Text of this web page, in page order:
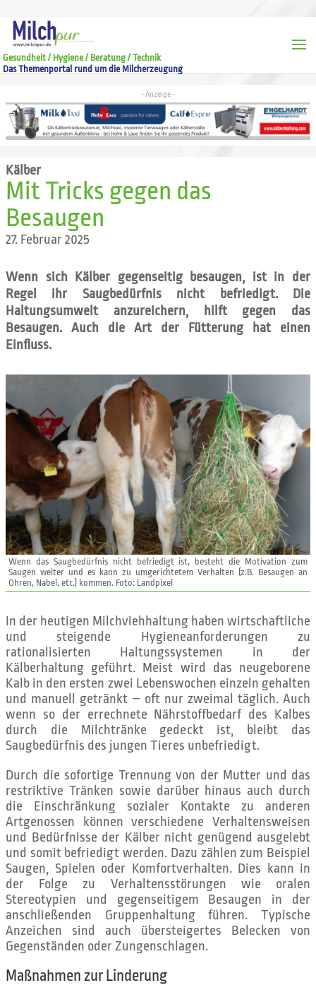
Gesundheit / Hygiene / Beratung / Technik
Das Themenportal rund um die Milcherzeugung
Kälber
Mit Tricks gegen das
Besaugen
27. Februar 2025
Wenn sich Kälber gegenseitig besaugen, ist in der
Regel ihr Saugbedürfnis nicht befriedigt. Die
Haltungsumwelt anzureichern, hilft gegen das
Besaugen. Auch die Art der Fütterung hat einen
Einfluss.
Wenn das Saugbedürfnis nicht befriedigt ist, besteht die Motivation zum
Saugen weiter und es kann zu umgerichtetem Verhalten (z.B. Besaugen an
Ohren, Nabel, etc.) kommen. Foto: Landpixel
In der heutigen Milchviehhaltung haben wirtschaftliche
und steigende Hygieneanforderungen zu
rationalisierten Haltungssystemen in der
Kälberhaltung geführt. Meist wird das neugeborene
Kalb in den ersten zwei Lebenswochen einzeln gehalten
und manuell getränkt – oft nur zweimal täglich. Auch
wenn so der errechnete Nährstoffbedarf des Kalbes
durch die Milchtränke gedeckt ist, bleibt das
Saugbedürfnis des jungen Tieres unbefriedigt.
Durch die sofortige Trennung von der Mutter und das
restriktive Tränken sowie darüber hinaus auch durch
die Einschränkung sozialer Kontakte zu anderen
Artgenossen können verschiedene Verhaltensweisen
und Bedürfnisse der Kälber nicht genügend ausgelebt
und somit befriedigt werden. Dazu zählen zum Beispiel
Saugen, Spielen oder Komfortverhalten. Dies kann in
der Folge zu Verhaltensstörungen wie oralen
Stereotypien und gegenseitigem Besaugen in der
anschließenden Gruppenhaltung führen. Typische
Anzeichen sind auch übersteigertes Belecken von
Gegenständen oder Zungenschlagen.
Maßnahmen zur Linderung